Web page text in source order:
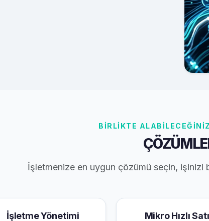
BİRLİKTE
İşletmenize en uygun çözümü seçin, işinizi
İşletme Yönetimi
Mikro Hızlı